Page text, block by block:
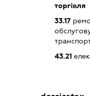
торгівля
33.17
43.21